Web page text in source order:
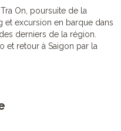
On, poursuite de la
et excursion en barque dans
derniers de la région.
et retour à Saigon par la